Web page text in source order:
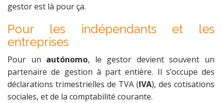
gestor est là pour ça.
Pour les indépendants et les
entreprises
Pour un autónomo, le gestor devient souvent un
partenaire de gestion à part entière. Il s’occupe des
déclarations trimestrielles de TVA (IVA), des cotisations
sociales, et de la comptabilité courante.